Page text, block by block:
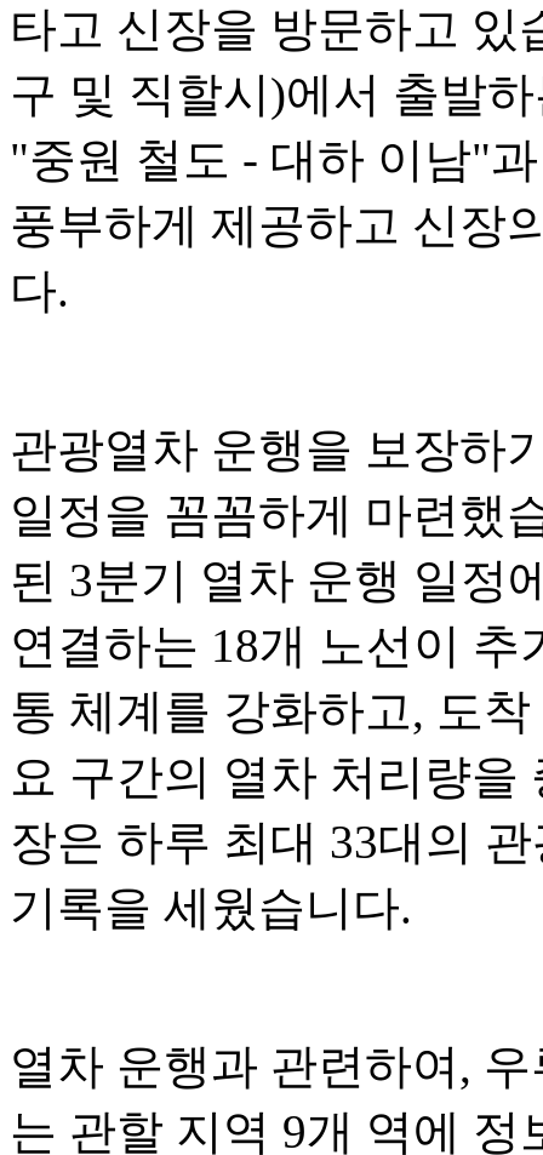
타고 신장을 방문하고 있
구 및 직할시)에서 출발
"중원 철도 - 대하 이남"
풍부하게 제공하고 신장
다.
관광열차 운행을 보장하
일정을 꼼꼼하게 마련했
된 3분기 열차 운행 일정
연결하는 18개 노선이
통 체계를 강화하고, 도
요 구간의 열차 처리량을
장은 하루 최대 33대의
기록을 세웠습니다.
열차 운행과 관련하여,
는 관할 지역 9개 역에